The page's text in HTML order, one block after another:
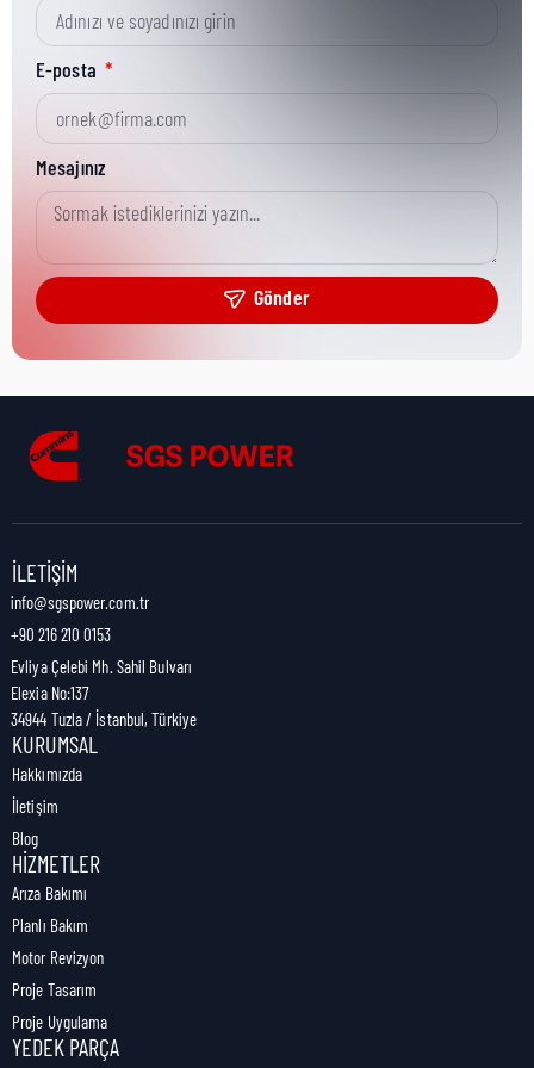
Kısa Parça No:
Ürün Grubu:
Ürün Kategorisi:
Nakliye Yüksekliği:
Nakliye Uzunluğu:
Nakliye Ağırlığı:
E-posta
Mesajınız
Gönder
İLETIŞIM
info@sgspower.com.tr
+90 216 210 0153
Evliya Çelebi Mh. Sahil Bulvarı
Elexia No:137
34944 Tuzla / İstanbul, Türkiye
KURUMSAL
Hakkımızda
İletişim
Blog
HIZMETLER
Arıza Bakımı
Planlı Bakım
Motor Revizyon
Proje Tasarım
Proje Uygulama
YEDEK PARÇA